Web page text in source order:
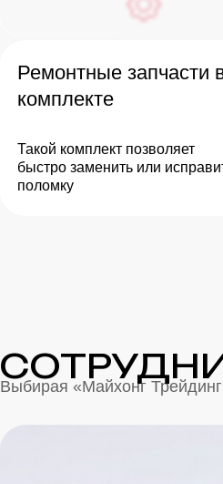
Ремонтные запчасти
комплекте
Такой комплект позволяет
быстро заменить или
поломку
Выбирая «Майхонг